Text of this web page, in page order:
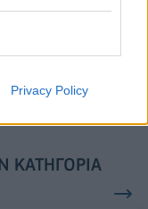
Privacy Policy
τη
ΚΑΤΗΓΟΡΊΑ